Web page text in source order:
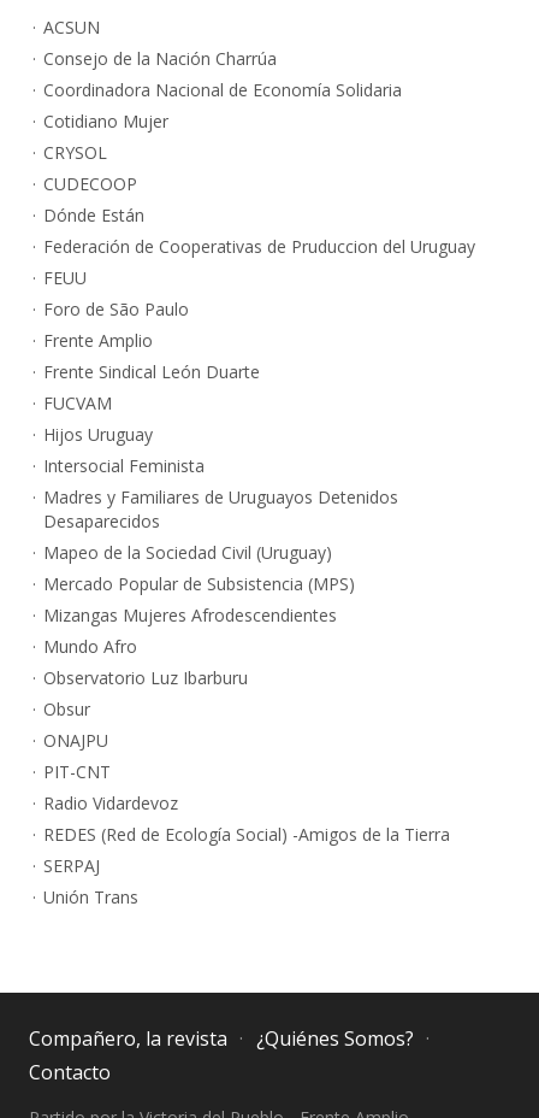
ACSUN
Consejo de la Nación Charrúa
Coordinadora Nacional de Economía Solidaria
Cotidiano Mujer
CRYSOL
CUDECOOP
Dónde Están
Federación de Cooperativas de Pruduccion del Uruguay
FEUU
Foro de São Paulo
Frente Amplio
Frente Sindical León Duarte
FUCVAM
Hijos Uruguay
Intersocial Feminista
Madres y Familiares de Uruguayos Detenidos
Desaparecidos
Mapeo de la Sociedad Civil (Uruguay)
Mercado Popular de Subsistencia (MPS)
Mizangas Mujeres Afrodescendientes
Mundo Afro
Observatorio Luz Ibarburu
Obsur
ONAJPU
PIT-CNT
Radio Vidardevoz
REDES (Red de Ecología Social) -Amigos de la Tierra
SERPAJ
Unión Trans
Compañero, la revista
¿Quiénes Somos?
Contacto